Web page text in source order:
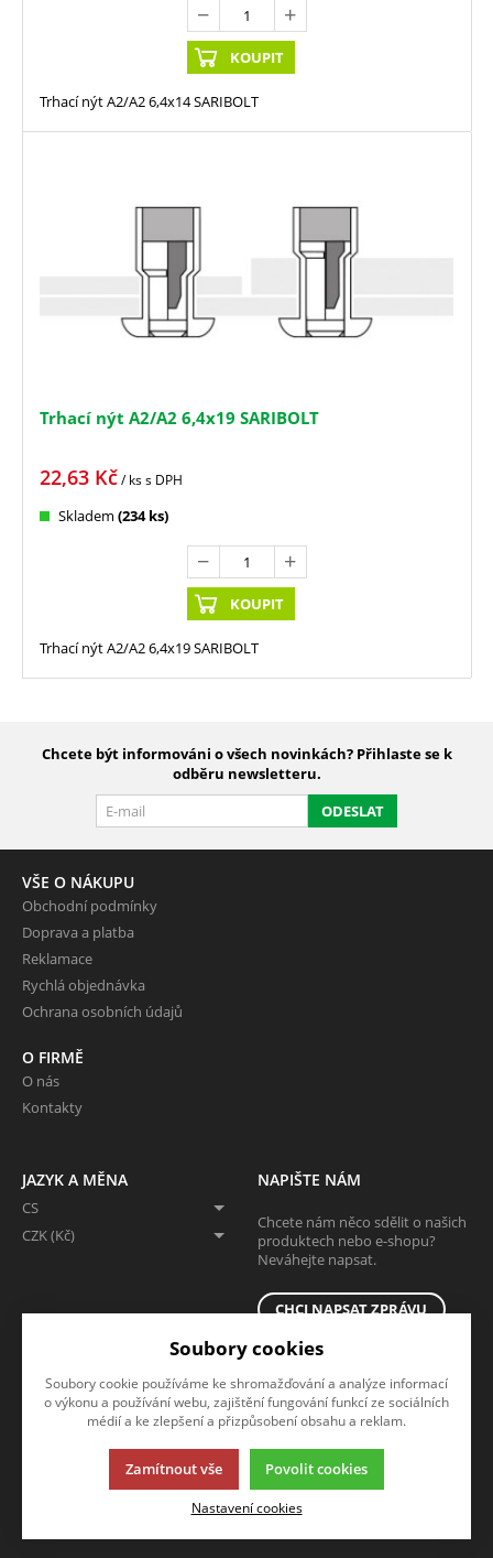
KOUPIT
Trhací nýt A2/A2 6,4x14 SARIBOLT
Trhací nýt A2/A2 6,4x19 SARIBOLT
22,63 Kč/ kss DPH
Skladem (234 ks)
KOUPIT
Trhací nýt A2/A2 6,4x19 SARIBOLT
Chcete být informováni o všech novinkách? Přihlaste se k
odběru newsletteru.
ODESLAT
VŠE O NÁKUPU
Obchodní podmínky
Doprava a platba
Reklamace
Rychlá objednávka
Ochrana osobních údajů
O FIRMĚ
O nás
Kontakty
JAZYK A MĚNA
CS
CZK (Kč)
NAPIŠTE NÁM
Chcete nám něco sdělit o našich
produktech nebo e-shopu?
Neváhejte napsat.
CHCI NAPSAT ZPRÁVU
Tato stránka používá soubory cookies. Klikněte pro více informací.
Soubory cookies
Soubory cookie používáme ke shromažďování a analýze informací
o výkonu a používání webu, zajištění fungování funkcí ze sociálních
médií a ke zlepšení a přizpůsobení obsahu a reklam.
Zamítnout vše Povolit cookies
Nastavení cookies